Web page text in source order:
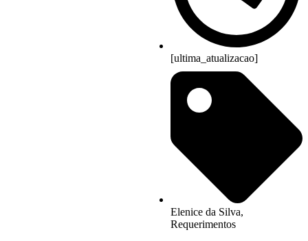
[ultima_atualizacao]
Elenice da Silva,
Requerimentos